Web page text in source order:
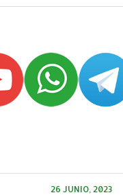
26 JUNIO, 2023